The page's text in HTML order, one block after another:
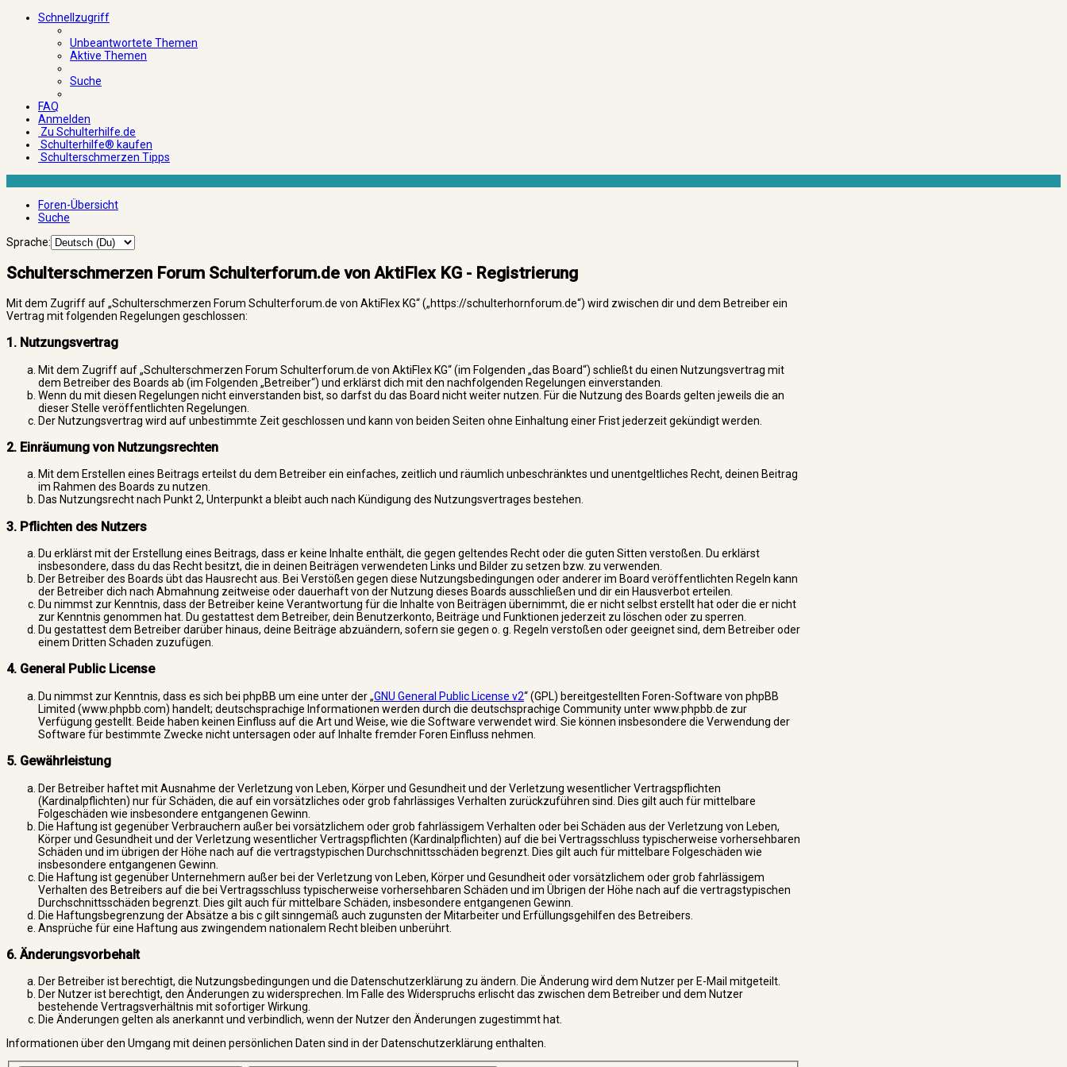
Schnellzugriff
Unbeantwortete Themen
Aktive Themen
Suche
FAQ
Anmelden
Zu Schulterhilfe.de
Schulterhilfe® kaufen
Schulterschmerzen Tipps
Foren-Übersicht
Suche
Sprache:
Schulterschmerzen Forum Schulterforum.de von AktiFlex KG - Registrierung
Mit dem Zugriff auf „Schulterschmerzen Forum Schulterforum.de von AktiFlex KG“ („https://schulterhornforum.de“) wird zwischen dir und dem Betreiber ein
Vertrag mit folgenden Regelungen geschlossen:
1. Nutzungsvertrag
Mit dem Zugriff auf „Schulterschmerzen Forum Schulterforum.de von AktiFlex KG“ (im Folgenden „das Board“) schließt du einen Nutzungsvertrag mit
dem Betreiber des Boards ab (im Folgenden „Betreiber“) und erklärst dich mit den nachfolgenden Regelungen einverstanden.
Wenn du mit diesen Regelungen nicht einverstanden bist, so darfst du das Board nicht weiter nutzen. Für die Nutzung des Boards gelten jeweils die an
dieser Stelle veröffentlichten Regelungen.
Der Nutzungsvertrag wird auf unbestimmte Zeit geschlossen und kann von beiden Seiten ohne Einhaltung einer Frist jederzeit gekündigt werden.
2. Einräumung von Nutzungsrechten
Mit dem Erstellen eines Beitrags erteilst du dem Betreiber ein einfaches, zeitlich und räumlich unbeschränktes und unentgeltliches Recht, deinen Beitrag
im Rahmen des Boards zu nutzen.
Das Nutzungsrecht nach Punkt 2, Unterpunkt a bleibt auch nach Kündigung des Nutzungsvertrages bestehen.
3. Pflichten des Nutzers
Du erklärst mit der Erstellung eines Beitrags, dass er keine Inhalte enthält, die gegen geltendes Recht oder die guten Sitten verstoßen. Du erklärst
insbesondere, dass du das Recht besitzt, die in deinen Beiträgen verwendeten Links und Bilder zu setzen bzw. zu verwenden.
Der Betreiber des Boards übt das Hausrecht aus. Bei Verstößen gegen diese Nutzungsbedingungen oder anderer im Board veröffentlichten Regeln kann
der Betreiber dich nach Abmahnung zeitweise oder dauerhaft von der Nutzung dieses Boards ausschließen und dir ein Hausverbot erteilen.
Du nimmst zur Kenntnis, dass der Betreiber keine Verantwortung für die Inhalte von Beiträgen übernimmt, die er nicht selbst erstellt hat oder die er nicht
zur Kenntnis genommen hat. Du gestattest dem Betreiber, dein Benutzerkonto, Beiträge und Funktionen jederzeit zu löschen oder zu sperren.
Du gestattest dem Betreiber darüber hinaus, deine Beiträge abzuändern, sofern sie gegen o. g. Regeln verstoßen oder geeignet sind, dem Betreiber oder
einem Dritten Schaden zuzufügen.
4. General Public License
Du nimmst zur Kenntnis, dass es sich bei phpBB um eine unter der „GNU General Public License v2“ (GPL) bereitgestellten Foren-Software von phpBB
Limited (www.phpbb.com) handelt; deutschsprachige Informationen werden durch die deutschsprachige Community unter www.phpbb.de zur
Verfügung gestellt. Beide haben keinen Einfluss auf die Art und Weise, wie die Software verwendet wird. Sie können insbesondere die Verwendung der
Software für bestimmte Zwecke nicht untersagen oder auf Inhalte fremder Foren Einfluss nehmen.
5. Gewährleistung
Der Betreiber haftet mit Ausnahme der Verletzung von Leben, Körper und Gesundheit und der Verletzung wesentlicher Vertragspflichten
(Kardinalpflichten) nur für Schäden, die auf ein vorsätzliches oder grob fahrlässiges Verhalten zurückzuführen sind. Dies gilt auch für mittelbare
Folgeschäden wie insbesondere entgangenen Gewinn.
Die Haftung ist gegenüber Verbrauchern außer bei vorsätzlichem oder grob fahrlässigem Verhalten oder bei Schäden aus der Verletzung von Leben,
Körper und Gesundheit und der Verletzung wesentlicher Vertragspflichten (Kardinalpflichten) auf die bei Vertragsschluss typischerweise vorhersehbaren
Schäden und im übrigen der Höhe nach auf die vertragstypischen Durchschnittsschäden begrenzt. Dies gilt auch für mittelbare Folgeschäden wie
insbesondere entgangenen Gewinn.
Die Haftung ist gegenüber Unternehmern außer bei der Verletzung von Leben, Körper und Gesundheit oder vorsätzlichem oder grob fahrlässigem
Verhalten des Betreibers auf die bei Vertragsschluss typischerweise vorhersehbaren Schäden und im Übrigen der Höhe nach auf die vertragstypischen
Durchschnittsschäden begrenzt. Dies gilt auch für mittelbare Schäden, insbesondere entgangenen Gewinn.
Die Haftungsbegrenzung der Absätze a bis c gilt sinngemäß auch zugunsten der Mitarbeiter und Erfüllungsgehilfen des Betreibers.
Ansprüche für eine Haftung aus zwingendem nationalem Recht bleiben unberührt.
6. Änderungsvorbehalt
Der Betreiber ist berechtigt, die Nutzungsbedingungen und die Datenschutzerklärung zu ändern. Die Änderung wird dem Nutzer per E-Mail mitgeteilt.
Der Nutzer ist berechtigt, den Änderungen zu widersprechen. Im Falle des Widerspruchs erlischt das zwischen dem Betreiber und dem Nutzer
bestehende Vertragsverhältnis mit sofortiger Wirkung.
Die Änderungen gelten als anerkannt und verbindlich, wenn der Nutzer den Änderungen zugestimmt hat.
Informationen über den Umgang mit deinen persönlichen Daten sind in der Datenschutzerklärung enthalten.